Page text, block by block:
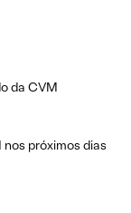
da CVM
próximos dias